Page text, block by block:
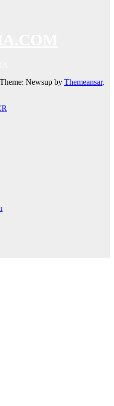
Theme: Newsup by Themeansar.